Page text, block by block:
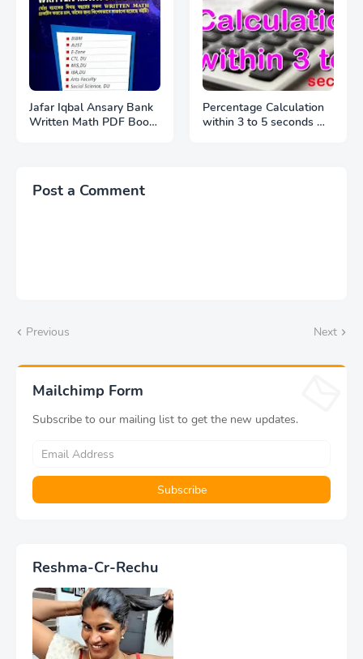
Jafar Iqbal Ansary Bank
Written Math PDF Book
Percentage Calculation
within 3 to 5 seconds ✔️
Post a Comment
Previous Next
Mailchimp Form
Subscribe to our mailing list to get the new updates.
Reshma-Cr-Rechu